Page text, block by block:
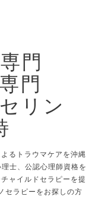
門
門
リン
るトラウマケアを沖縄
士、公認心理師資格を
ャイルドセラピーを提
セラピーをお探しの方